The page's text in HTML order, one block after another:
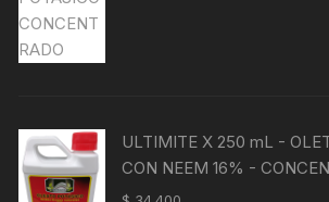
ULTIMITE X 250 mL -
CON NEEM 16% -